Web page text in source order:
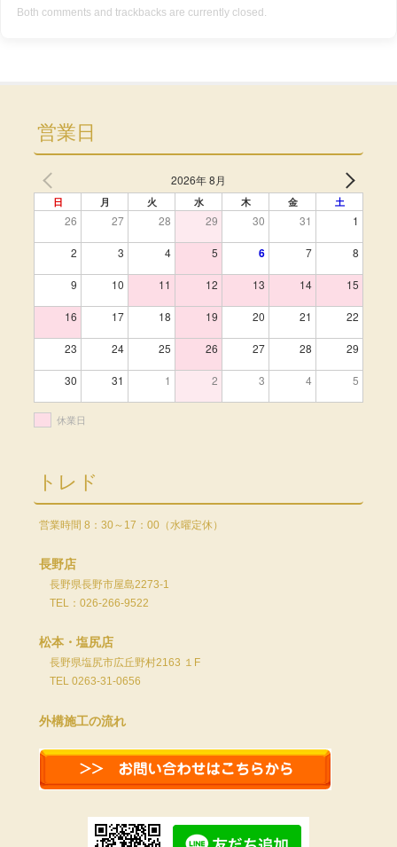
Both comments and trackbacks are currently closed.
営業日
2026年 8月
日 月 火 水 木 金 土
26 27 28 29 30 31 1
2 3 4 5 6 7 8
9 10 11 12 13 14 15
16 17 18 19 20 21 22
23 24 25 26 27 28 29
30 31 1 2 3 4 5
休業日
トレド
営業時間 8：30～17：00（水曜定休）
長野店
長野県長野市屋島2273-1
TEL：026-266-9522
松本・塩尻店
長野県塩尻市広丘野村2163 １F
TEL 0263-31-0656
外構施工の流れ